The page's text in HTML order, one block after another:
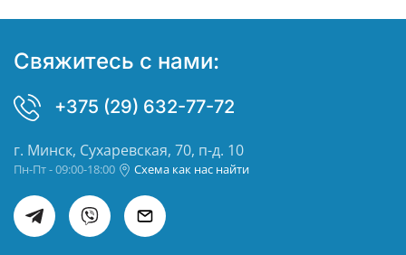
Свяжитесь с нами:
+375 (29) 632-77-72
г. Минск, Сухаревская, 70, п-д. 10
Пн-Пт - 09:00-18:00 Схема как нас найти